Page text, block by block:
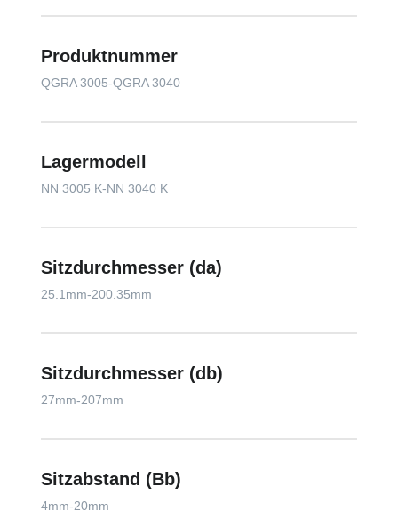
Produktnummer
QGRA 3005-QGRA 3040
Lagermodell
NN 3005 K-NN 3040 K
Sitzdurchmesser (da)
25.1mm-200.35mm
Sitzdurchmesser (db)
27mm-207mm
Sitzabstand (Bb)
4mm-20mm